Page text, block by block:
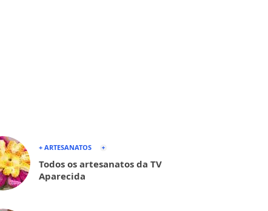
+ ARTESANATOS
Todos os artesanatos da TV
Aparecida